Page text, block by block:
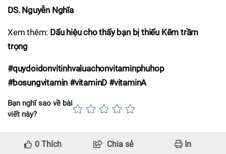
DS. Nguyễn Nghĩa
Xem thêm: Dấu hiệu cho thấy bạn bị thiếu Kẽm trầm
trọng
#quydoidonvitinhvaluachonvitaminphuhop
#bosungvitamin #vitaminD #vitaminA
Bạn nghĩ sao về bài
viết này?
0 Thích Chia sẻ In